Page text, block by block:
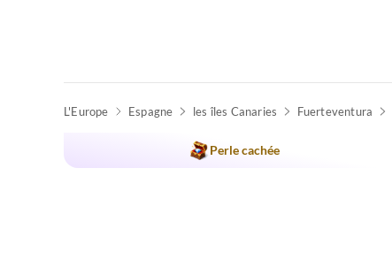
L'Europe Espagne les îles Canaries Fuerteventura
Perle cachée